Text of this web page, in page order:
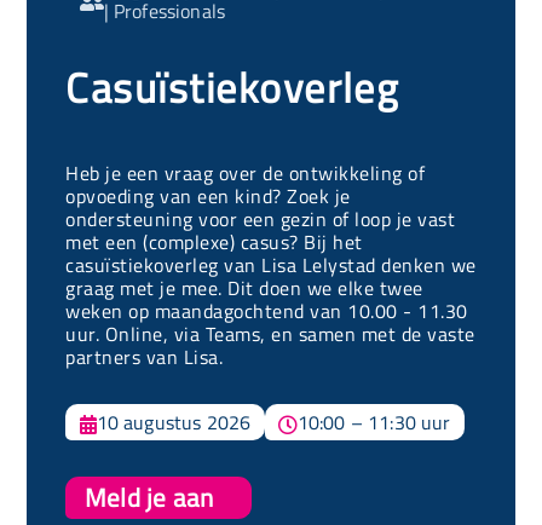
| Professionals
Casuïstiekoverleg
Heb je een vraag over de ontwikkeling of
opvoeding van een kind? Zoek je
ondersteuning voor een gezin of loop je vast
met een (complexe) casus? Bij het
casuïstiekoverleg van Lisa Lelystad denken we
graag met je mee. Dit doen we elke twee
weken op maandagochtend van 10.00 - 11.30
uur. Online, via Teams, en samen met de vaste
partners van Lisa.
10 augustus 2026 10:00 – 11:30 uur
Meld je aan